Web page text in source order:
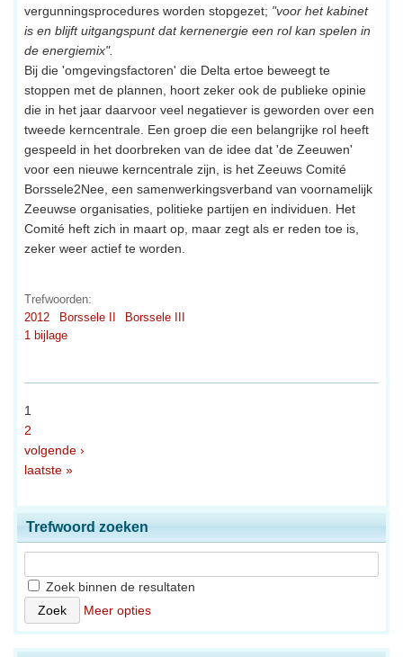
vergunningsprocedures worden stopgezet; "voor het kabinet
is en blijft uitgangspunt dat kernenergie een rol kan spelen in
de energiemix".
Bij die 'omgevingsfactoren' die Delta ertoe beweegt te
stoppen met de plannen, hoort zeker ook de publieke opinie
die in het jaar daarvoor veel negatiever is geworden over een
tweede kerncentrale. Een groep die een belangrijke rol heeft
gespeeld in het doorbreken van de idee dat 'de Zeeuwen'
voor een nieuwe kerncentrale zijn, is het Zeeuws Comité
Borssele2Nee, een samenwerkingsverband van voornamelijk
Zeeuwse organisaties, politieke partijen en individuen. Het
Comité heft zich in maart op, maar zegt als er reden toe is,
zeker weer actief te worden.
Trefwoorden:
2012
Borssele II
Borssele III
1 bijlage
1
2
volgende ›
laatste »
Trefwoord zoeken
Zoek binnen de resultaten
Meer opties